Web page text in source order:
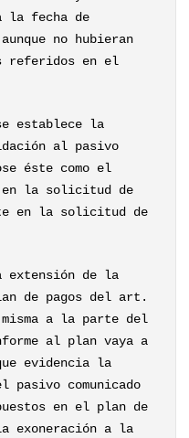
la fecha de
no hubieran
referidos en el
establece la
al pasivo
éste como el
en la solicitud de
en la solicitud de
extensión de la
de pagos del art.
a la parte del
al plan vaya a
evidencia la
pasivo comunicado
en el plan de
exoneración a la